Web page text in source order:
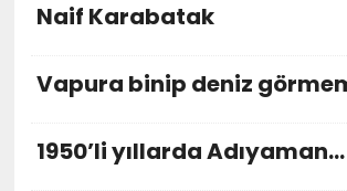
Naif Karabatak
Vapura binip deniz
1950’li yıllarda Adıyaman…